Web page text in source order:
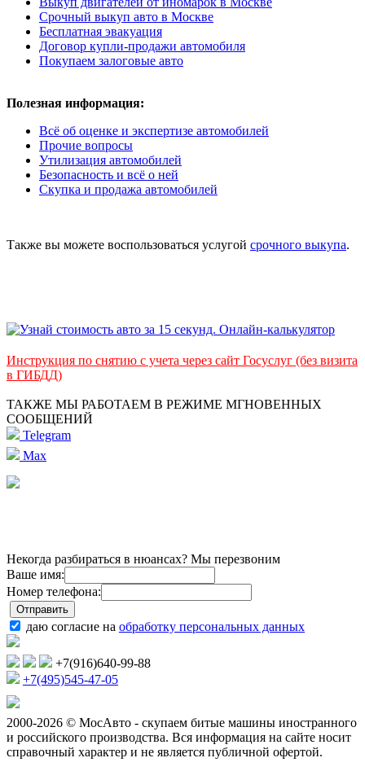
Срочный выкуп авто в Москве
Бесплатная эвакуация
Договор купли-продажи автомобиля
Покупаем залоговые авто
Полезная информация:
Всё об оценке и экспертизе автомобилей
Прочие вопросы
Утилизация автомобилей
Безопасность и всё о ней
Скупка и продажа автомобилей
Также вы можете воспользоваться услугой срочного выкупа.
Инструкция по снятию с учета через сайт Госуслуг (без визита
в ГИБДД)
ТАКЖЕ МЫ РАБОТАЕМ В РЕЖИМЕ МГНОВЕННЫХ
СООБЩЕНИЙ
Telegram
Max
Некогда разбираться в нюансах? Мы перезвоним
Ваше имя:
Номер телефона:
даю согласие на обработку персональных данных
+7(916)640-99-88
+7(495)545-47-05
2000-2026 © МосАвто - скупаем битые машины иностранного
и российского производства. Вся информация на сайте носит
справочный характер и не является публичной офертой.